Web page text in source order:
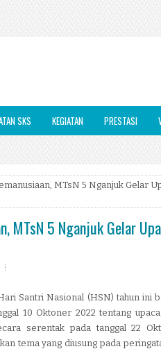
SKS KEGIATAN PRESTASI
MTsN 5 Nganjuk Gelar
MTsN 5 Nganjuk Gelar
Santri Nasional (HSN) tahun ini
10 Oktoner 2022 tentang
serentak pada tanggal 22
tema yang diusung pada